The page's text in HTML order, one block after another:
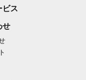
ビス
せ